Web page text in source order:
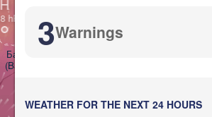
3Warnings
WEATHER FOR THE NEXT 24 HOURS
Балаково
(Balakovo)
(Oral)
H